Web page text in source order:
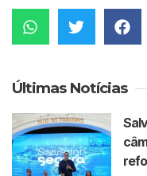
Últimas Notícias